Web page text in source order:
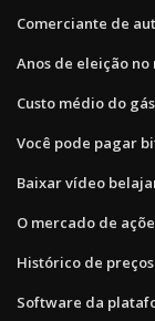
Comerciante de
Anos de eleição
Custo médio do
Você pode pagar
Baixar vídeo
O mercado de
Histórico de
Software da